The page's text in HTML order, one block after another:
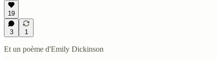
19
3 1
Et un poème d'Emily Dickinson